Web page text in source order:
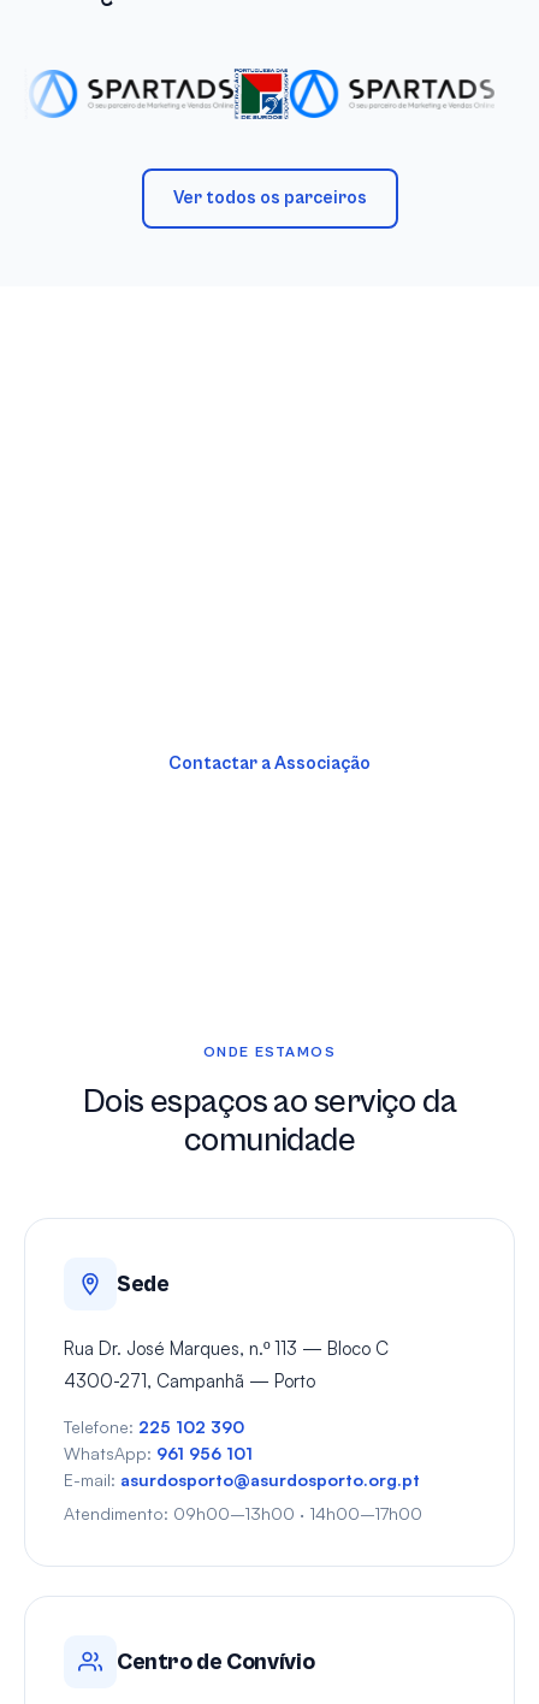
Ver todos os parceiros
Contactar a Associação
ONDE ESTAMOS
Dois espaços ao serviço da
comunidade
Sede
Rua Dr. José Marques, n.º 113 — Bloco C
4300-271, Campanhã — Porto
Telefone: 225 102 390
WhatsApp: 961 956 101
E-mail: asurdosporto@asurdosporto.org.pt
Atendimento: 09h00–13h00 · 14h00–17h00
Centro de Convívio